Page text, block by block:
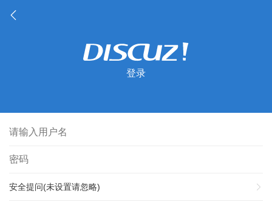
登录
安全提问(未设置请忽略)